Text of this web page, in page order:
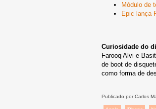
Módulo de
Epic lança
Curiosidade do
Farooq Alvi e
de boot de
como forma de
Publicado porCarlos